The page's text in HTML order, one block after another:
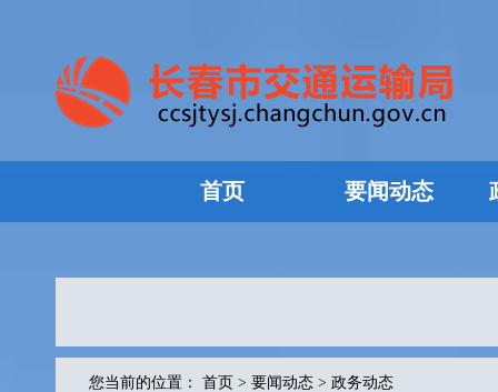
首页 要闻动态
您当前的位置： 首页 > 要闻动态 > 政务动态